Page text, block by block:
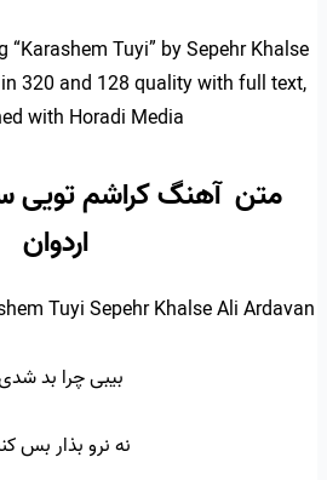
Tuyi” by Sepehr Khalse
320 and 128 quality with full text,
with Horadi Media.
متن آهنگ کراشم تویی
اردوان
Tuyi Sepehr Khalse Ali Ardavan”
بیبی چرا بد
نه نرو بذار بس